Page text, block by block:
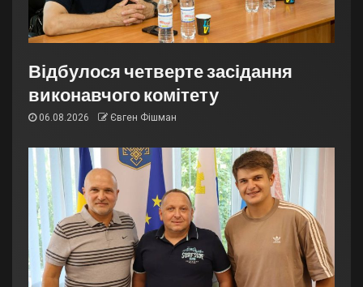
Відбулося четверте засідання
виконавчого комітету
06.08.2026 Євген Фішман